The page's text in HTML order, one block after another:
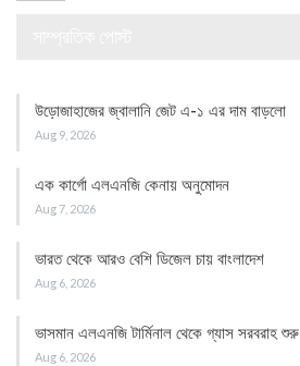
উড়োজাহাজের জ্বালানি জেট এ-১ এর দাম বাড়লো
Aug 9, 2026
এক কার্গো এলএনজি কেনায় অনুমোদন
Aug 7, 2026
ভারত থেকে আরও বেশি ডিজেল চায় বাংলাদেশ
Aug 6, 2026
ভাসমান এলএনজি টার্মিনাল থেকে গ্যাস সরবরাহ শুরু
Aug 6, 2026